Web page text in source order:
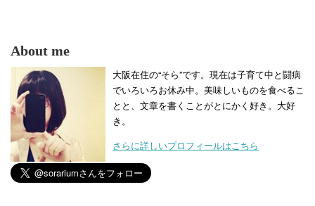
About me
大阪在住の“そら”です。現在は子育て中と闘病
でいろいろお休み中。美味しいものを食べるこ
とと、文章を書くことがとにかく好き。大好
き。
さらに詳しいプロフィールはこちら